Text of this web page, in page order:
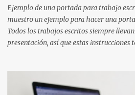
Ejemplo de una portada para trabajo
muestro un ejemplo para hacer una
Todos los trabajos escritos siempre
presentación, así que estas instrucciones
compartir el enlace de este artículo para
ellos se puedan guiar con esta